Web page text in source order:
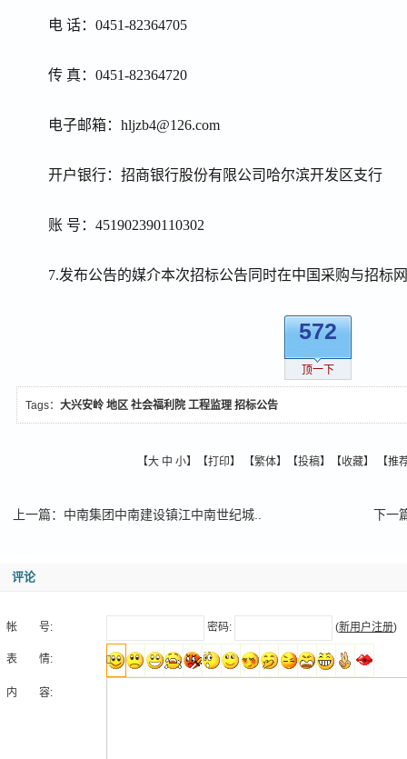
电 话： 0451-82364705
传 真： 0451-82364720
电子邮箱： hljzb4@126.com
开户银行：招商银行股份有限公司哈尔滨开发区支行
账 号： 451902390110302
7.发布公告的媒介本次招标公告同时在中国采购与招标
572
顶一下
Tags： 大兴安岭 地区 社会福利院 工程监理 招标公告
【大 中 小】【打印】 【繁体】【投稿】【收藏】 【推
上一篇： 中南集团中南建设镇江中南世纪城.. 下一
评论
帐 号: 密码: (新用户注册)
表 情:
内 容: